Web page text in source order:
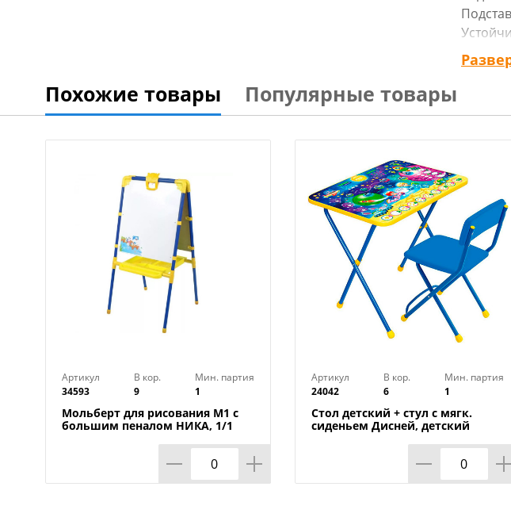
Похожие товары Популярные товары
Артикул
34593
В кор.
9
Мин. партия
1
Мольберт для рисования М1 с
большим пеналом НИКА, 1/1
Артикул
24042
В кор.
6
Мин. партия
1
Стол детский + стул с мягк.
сиденьем Дисней, детский
ассортименте, НИКА, 1/1